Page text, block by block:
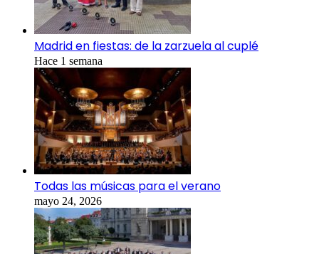
Madrid en fiestas: de la zarzuela al cuplé
Hace 1 semana
Todas las músicas para el verano
mayo 24, 2026